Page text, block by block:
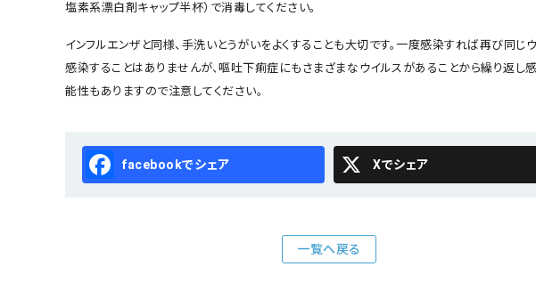
塩素系漂白剤キャップ半杯）で消毒してください。
インフルエンザと同様、手洗いとうがいをよくすることも大切です。一度感染すれば再び同じ
感染することはありませんが、嘔吐下痢症にもさまざまなウイルスがあることから繰り返し
能性もありますので注意してください。
Facebook X
一覧へ戻る